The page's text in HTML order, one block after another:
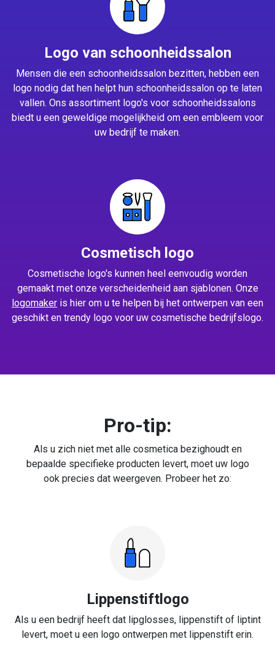
Logo van schoonheidssalon
Mensen die een schoonheidssalon bezitten, hebben een
logo nodig dat hen helpt hun schoonheidssalon op te laten
vallen. Ons assortiment logo's voor schoonheidssalons
biedt u een geweldige mogelijkheid om een embleem voor
uw bedrijf te maken.
Cosmetisch logo
Cosmetische logo's kunnen heel eenvoudig worden
gemaakt met onze verscheidenheid aan sjablonen. Onze
logomaker is hier om u te helpen bij het ontwerpen van een
geschikt en trendy logo voor uw cosmetische bedrijfslogo.
Pro-tip:
Als u zich niet met alle cosmetica bezighoudt en
bepaalde specifieke producten levert, moet uw logo
ook precies dat weergeven. Probeer het zo:
Lippenstiftlogo
Als u een bedrijf heeft dat lipglosses, lippenstift of liptint
levert, moet u een logo ontwerpen met lippenstift erin.